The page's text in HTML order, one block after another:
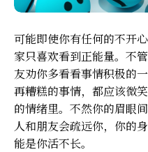
可能即使你有任何的不开
家只喜欢看到正能量。不
友劝你多看看事情积极的
再糟糕的事情，都应该微
的情绪里。不然你的眉眼
人和朋友会疏远你，你的
能是你活不长。